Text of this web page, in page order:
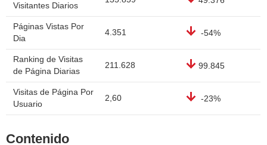
Visitantes Diarios
Páginas Vistas Por
Dia
4.351 -54%
Ranking de Visitas
de Página Diarias
211.628 99.845
Visitas de Página Por
Usuario
2,60 -23%
Contenido